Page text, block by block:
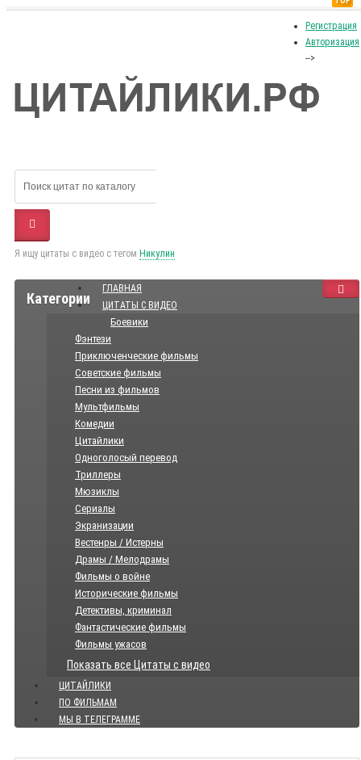
Регистрация
Авторизация
-->
Я ищу цитаты с видео с тегом Никулин
Категории
ГЛАВНАЯ
ЦИТАТЫ С ВИДЕО
Боевики
Фэнтези
Приключенческие фильмы
Советские фильмы
Песни из фильмов
Мультфильмы
Комедии
Цитайлики
Одноголосый перевод
Триллеры
Мюзиклы
Сериалы
Экранизации
Вестенры / Истерны
Драмы / Мелодрамы
Фильмы о войне
Исторические фильмы
Детективы, криминал
Фантастические фильмы
Фильмы ужасов
Показать все Цитаты с видео
ЦИТАЙЛИКИ
ПО ФИЛЬМАМ
МЫ В ТЕЛЕГРАММЕ